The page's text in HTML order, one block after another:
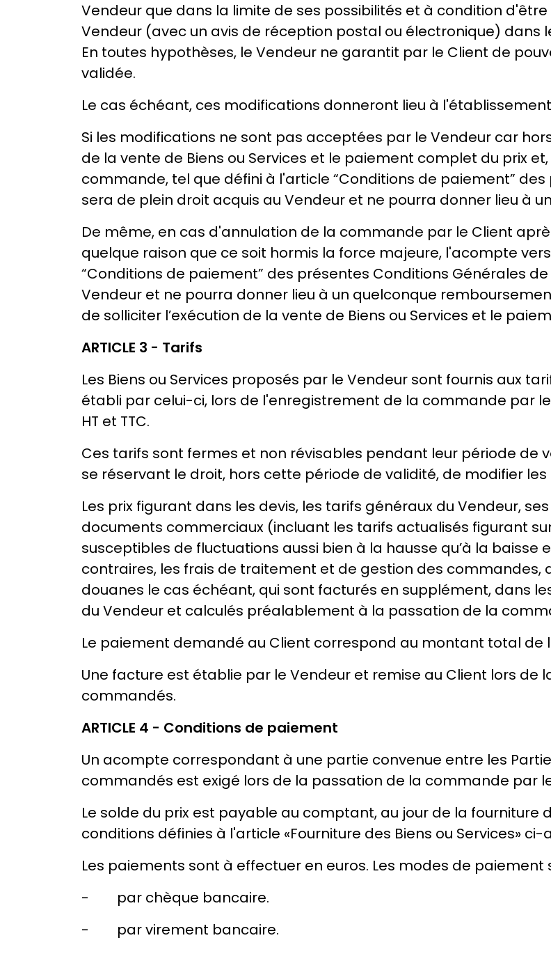
Vendeur que dans la limite de ses possibilités et à condition
Vendeur (avec un avis de réception postal ou électronique)
En toutes hypothèses, le Vendeur ne garantit par le Client de
validée.
Le cas échéant, ces modifications donneront lieu à
Si les modifications ne sont pas acceptées par le Vendeur car
de la vente de Biens ou Services et le paiement complet du prix
commande, tel que défini à l'article “Conditions de paiement”
sera de plein droit acquis au Vendeur et ne pourra donner lieu à
De même, en cas d'annulation de la commande par le Client
quelque raison que ce soit hormis la force majeure, l'acompte
“Conditions de paiement” des présentes Conditions Générales
Vendeur et ne pourra donner lieu à un quelconque
de solliciter l’exécution de la vente de Biens ou Services et le
ARTICLE 3 - Tarifs
Les Biens ou Services proposés par le Vendeur sont fournis aux
établi par celui-ci, lors de l'enregistrement de la commande par le
HT et TTC.
Ces tarifs sont fermes et non révisables pendant leur période de
se réservant le droit, hors cette période de validité, de modifier
Les prix figurant dans les devis, les tarifs généraux du Vendeur,
documents commerciaux (incluant les tarifs actualisés figurant
susceptibles de fluctuations aussi bien à la hausse qu’à la
contraires, les frais de traitement et de gestion des commandes,
douanes le cas échéant, qui sont facturés en supplément, dans
du Vendeur et calculés préalablement à la passation de la
Le paiement demandé au Client correspond au montant total de
Une facture est établie par le Vendeur et remise au Client lors de
commandés.
ARTICLE 4 - Conditions de paiement
Un acompte correspondant à une partie convenue entre les
commandés est exigé lors de la passation de la commande par
Le solde du prix est payable au comptant, au jour de la fourniture
conditions définies à l'article «Fourniture des Biens ou Services» ci-
Les paiements sont à effectuer en euros. Les modes de paiement
- par chèque bancaire.
- par virement bancaire.